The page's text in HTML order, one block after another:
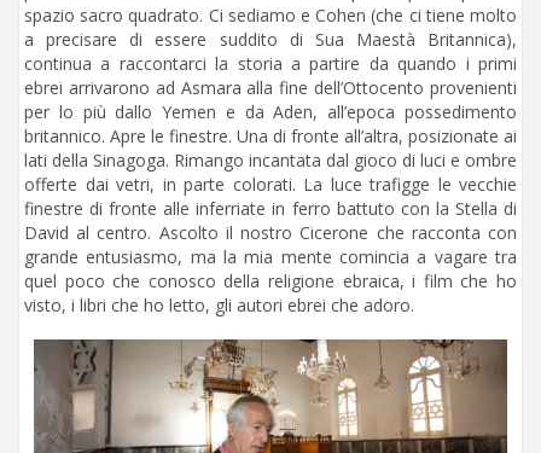
spazio sacro quadrato. Ci sediamo e Cohen (che ci tiene molto
a precisare di essere suddito di Sua Maestà Britannica),
continua a raccontarci la storia a partire da quando i primi
ebrei arrivarono ad Asmara alla fine dell’Ottocento provenienti
per lo più dallo Yemen e da Aden, all’epoca possedimento
britannico. Apre le finestre. Una di fronte all’altra, posizionate ai
lati della Sinagoga. Rimango incantata dal gioco di luci e ombre
offerte dai vetri, in parte colorati. La luce trafigge le vecchie
finestre di fronte alle inferriate in ferro battuto con la Stella di
David al centro. Ascolto il nostro Cicerone che racconta con
grande entusiasmo, ma la mia mente comincia a vagare tra
quel poco che conosco della religione ebraica, i film che ho
visto, i libri che ho letto, gli autori ebrei che adoro.